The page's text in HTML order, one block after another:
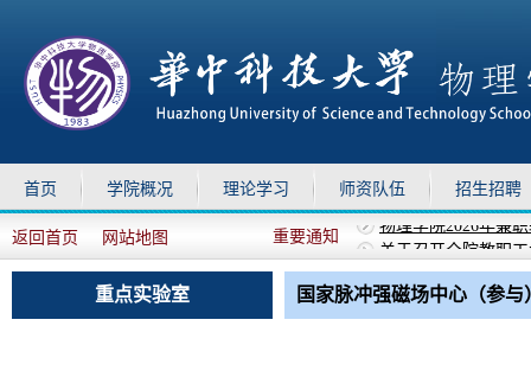
首页 学院概况 理论学习 师资队伍 招生招聘
返回首页 网站地图 重要通知
关于召开全院教职
关于召开全院教职
关于组织参加华中
上移 下移
重点实验室
国家脉冲强磁场中心（参与